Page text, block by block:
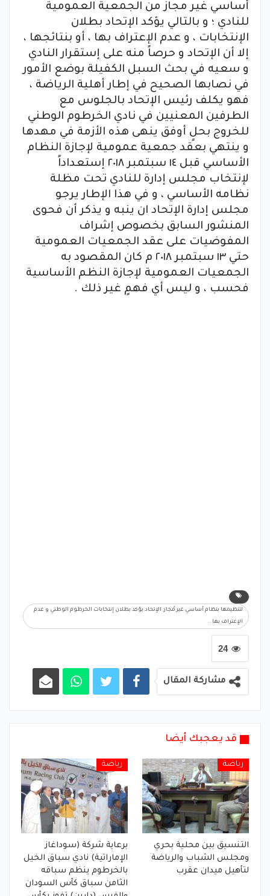
أساسي غير مجاز من الجمعية العمومية
للنادي ؛ و بالتالي يؤكد الإتحاد بطلان
الإنتخابات ، و عدم الإعتراف بها ، أو بنتائجها ،
إلا أن الإتحاد و حرصاً منه على إستقرار النادي
و سعيه في بحث السبل الكفيلة بوضع الأمور
في نصابها الصحيح في إطار أهلية الرياضة ،
فهو يكلف رئيس الإتحاد بالجلوس مع
الطرفين المعنيين في نادي الخرطوم الوطني
للخروج بحلٍ أوفق ينهى هذه الأزمة في مهدها
و ينتهي بعقد جمعية عمومية لإجازة النظام
الأساسي قبل ١٤ سبتمبر ٢٠١٨ إستعداداً
لإنتخاب مجلس إدارة للنادي تحت مظلة
نظامه الأساسي ، و في هذا الإطار يرجو
مجلس إدارة الإتحاد ان ينبه و يذكر أن فحوى
المنشور السابق بخصوص إشراف
المفوضيات على عقد الجمعيات العمومية
حتي ١٣ سبتمبر ٢٠١٨ م كان المقصود به
الجمعيات العمومية لإجازة النظم الأساسية
فحسب ، و ليس أي فهمٍ غير ذلك .
لتنظيمها بنظام أساسي غير مُجاز: الإتحاد يؤكد بطلان إنتخابات الخرطوم الوطني و عدم
الإعتراف بها ..
24
مشاركة المقال
قد يعجبك أيضا
رياضة
التنسيق بين محلية بحري
ومجلس الشباب والرياضة
لتأهيل ميدان عقرب
رياضة
برعاية شركة (سوداغاز
الإماراتية) نادي سباق الخيل
بالخرطوم ينظم سباقه
الثامن سباق كأس السودان